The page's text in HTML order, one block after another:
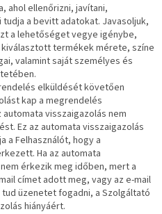
ahol ellenőrizni, javítani,
a bevitt adatokat. Javasoljuk,
a lehetőséget vegye igénybe,
termékek mérete, színe
valamint saját személyes és
elküldését követően
kap a megrendelés
visszaigazolás nem
Ez az automata visszaigazolás
a Felhasználót, hogy a
Ha az automata
érkezik meg időben, mert a
címet adott meg, vagy az e-mail
üzenetet fogadni, a Szolgáltató
hiányáért.